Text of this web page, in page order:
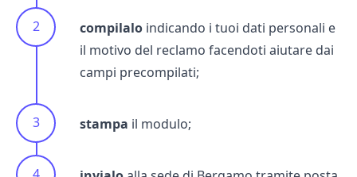
compilalo indicando i tuoi dati personali e
il motivo del reclamo facendoti aiutare dai
campi precompilati;
stampa il modulo;